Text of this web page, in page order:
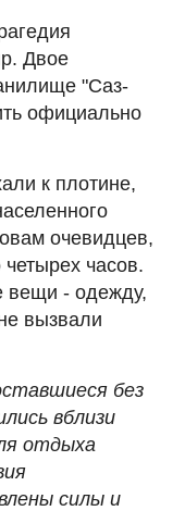
Двое
"Саз-
официально
к плотине,
очевидцев,
часов.
вещи - одежду,
вызвали
без
вблизи
отдыха
силы и